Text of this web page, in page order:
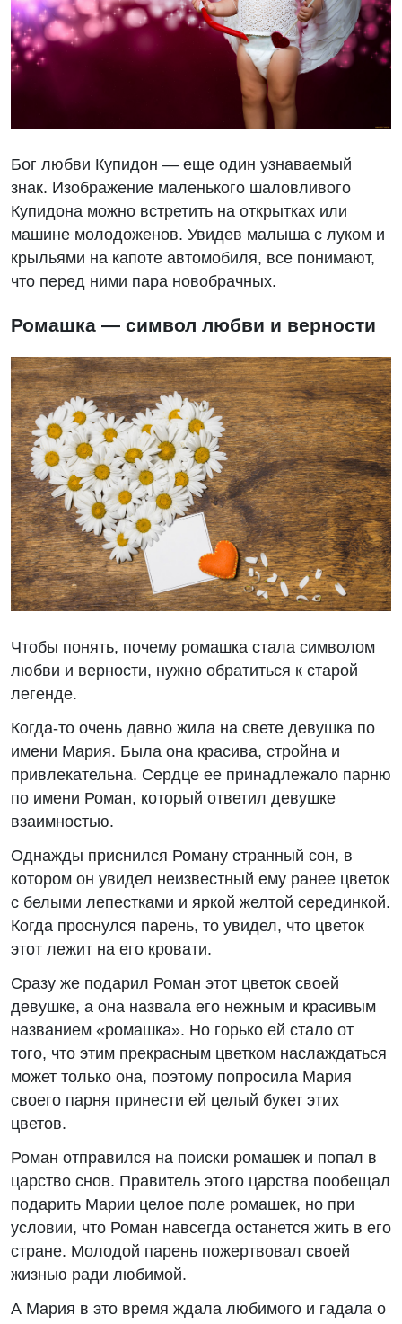
Бог любви Купидон — еще один узнаваемый
знак. Изображение маленького шаловливого
Купидона можно встретить на открытках или
машине молодоженов. Увидев малыша с луком и
крыльями на капоте автомобиля, все понимают,
что перед ними пара новобрачных.
Ромашка — символ любви и верности
Чтобы понять, почему ромашка стала символом
любви и верности, нужно обратиться к старой
легенде.
Когда-то очень давно жила на свете девушка по
имени Мария. Была она красива, стройна и
привлекательна. Сердце ее принадлежало парню
по имени Роман, который ответил девушке
взаимностью.
Однажды приснился Роману странный сон, в
котором он увидел неизвестный ему ранее цветок
с белыми лепестками и яркой желтой серединкой.
Когда проснулся парень, то увидел, что цветок
этот лежит на его кровати.
Сразу же подарил Роман этот цветок своей
девушке, а она назвала его нежным и красивым
названием «ромашка». Но горько ей стало от
того, что этим прекрасным цветком наслаждаться
может только она, поэтому попросила Мария
своего парня принести ей целый букет этих
цветов.
Роман отправился на поиски ромашек и попал в
царство снов. Правитель этого царства пообещал
подарить Марии целое поле ромашек, но при
условии, что Роман навсегда останется жить в его
стране. Молодой парень пожертвовал своей
жизнью ради любимой.
А Мария в это время ждала любимого и гадала о